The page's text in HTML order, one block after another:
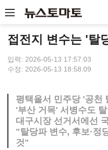
접전지 변수는 '탈
입력: 2026-05-13 17:57:03
수정: 2026-05-13 18:58:09
평택을서 민주당 '공천
'부산 거목' 서병수도
대구시장 선거서에선
"탈당파 변수, 후보·정
것"